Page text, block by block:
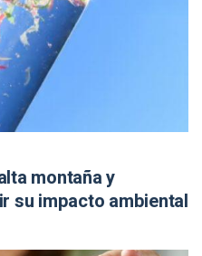
montaña y
su impacto ambiental